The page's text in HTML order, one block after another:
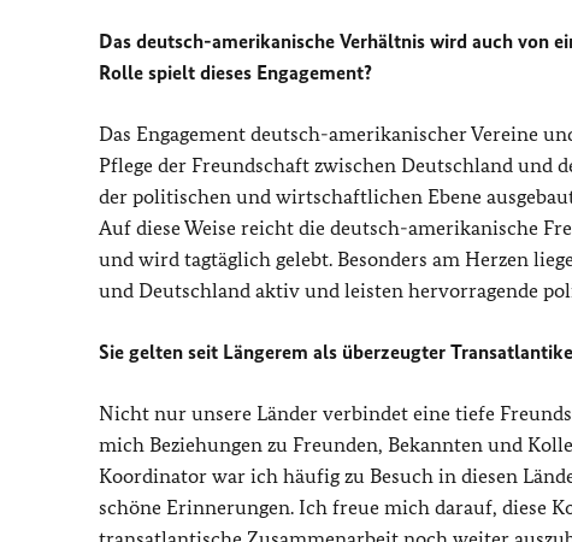
Das deutsch-amerikanische Verhältnis wird auch von
Rolle spielt dieses Engagement?
Das Engagement deutsch-amerikanischer Vereine
Pflege der Freundschaft zwischen Deutschland und
der politischen und wirtschaftlichen Ebene
Auf diese Weise reicht die deutsch-amerikanische
und wird tagtäglich gelebt. Besonders am Herzen
und Deutschland aktiv und leisten hervorragende
Sie gelten seit Längerem als überzeugter
Nicht nur unsere Länder verbindet eine tiefe
mich Beziehungen zu Freunden, Bekannten und
Koordinator war ich häufig zu Besuch in diesen
schöne Erinnerungen. Ich freue mich darauf, diese